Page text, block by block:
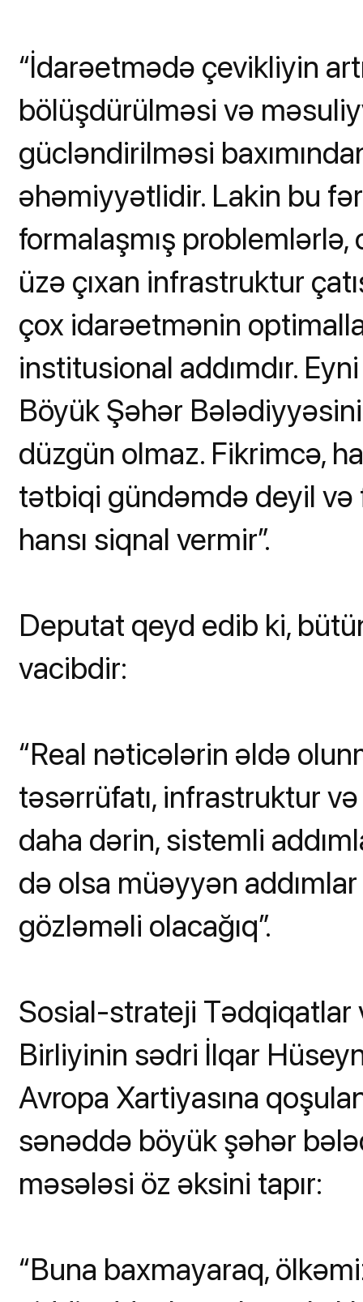
“İdarəetmədə çevikliyin
bölüşdürülməsi və
gücləndirilməsi
əhəmiyyətlidir. Lakin bu
formalaşmış problemlərlə,
üzə çıxan infrastruktur
çox idarəetmənin
institusional addımdır.
Böyük Şəhər
düzgün olmaz. Fikrimcə,
tətbiqi gündəmdə deyil
hansı siqnal vermir”.
Deputat qeyd edib ki,
vacibdir:
“Real nəticələrin əldə
təsərrüfatı, infrastruktur
daha dərin, sistemli
də olsa müəyyən
gözləməli olacağıq”.
Sosial-strateji Tədqiqatlar
Birliyinin sədri İlqar
Avropa Xartiyasına
sənəddə böyük şəhər
məsələsi öz əksini tapır:
“Buna baxmayaraq,